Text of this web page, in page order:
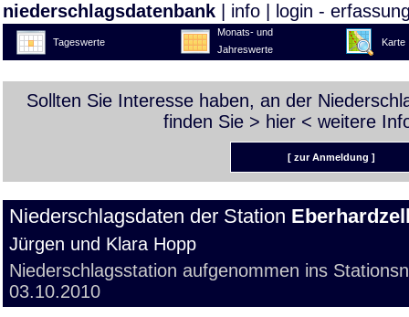
niederschlagsdatenbank info login -
Tageswerte
Monats- und
Jahreswerte
Karte
Sollten Sie Interesse haben, an der
finden Sie > hier < weitere
[ zur Anmeldung ]
Niederschlagsdaten der Station
Jürgen und Klara Hopp
Niederschlagsstation aufgenommen ins
03.10.2010